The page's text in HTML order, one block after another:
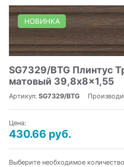
НОВИНКА
SG7329/BTG Плинтус
матовый 39,8x8x1,55
Артикул: SG7329/BTG
Цена:
430.66 руб.
Выберите необходимое